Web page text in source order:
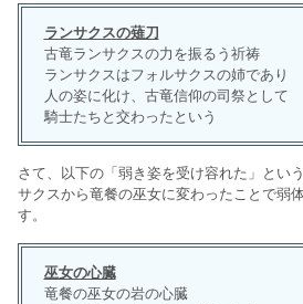
ランサクスの薙刀
古竜ランサクスの力を振るう祈祷
ランサクスはフォルサクスの姉であり
人の姿に化け、古竜信仰の司祭として
騎士たちと交わったという
さて、以下の「弱き姿を受け容れた」とい
サクスから竜餐の巫女に変わったことで弱
す。
巫女の心臓
竜餐の巫女の岩の心臓